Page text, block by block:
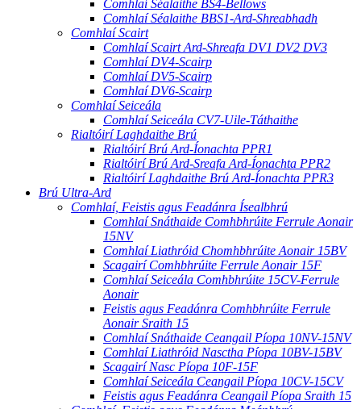
Comhlaí Séalaithe BS4-Bellows
Comhlaí Séalaithe BBS1-Ard-Shreabhadh
Comhlaí Scairt
Comhlaí Scairt Ard-Shreafa DV1 DV2 DV3
Comhlaí DV4-Scairp
Comhlaí DV5-Scairp
Comhlaí DV6-Scairp
Comhlaí Seiceála
Comhlaí Seiceála CV7-Uile-Táthaithe
Rialtóirí Laghdaithe Brú
Rialtóirí Brú Ard-Íonachta PPR1
Rialtóirí Brú Ard-Sreafa Ard-Íonachta PPR2
Rialtóirí Laghdaithe Brú Ard-Íonachta PPR3
Brú Ultra-Ard
Comhlaí, Feistis agus Feadánra Ísealbhrú
Comhlaí Snáthaide Comhbhrúite Ferrule Aonair
15NV
Comhlaí Liathróid Chomhbhrúite Aonair 15BV
Scagairí Comhbhrúite Ferrule Aonair 15F
Comhlaí Seiceála Comhbhrúite 15CV-Ferrule
Aonair
Feistis agus Feadánra Comhbhrúite Ferrule
Aonair Sraith 15
Comhlaí Snáthaide Ceangail Píopa 10NV-15NV
Comhlaí Liathróid Nasctha Píopa 10BV-15BV
Scagairí Nasc Píopa 10F-15F
Comhlaí Seiceála Ceangail Píopa 10CV-15CV
Feistis agus Feadánra Ceangail Píopa Sraith 15